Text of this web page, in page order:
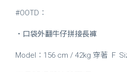
#OOTD：
・ 口袋外翻牛仔拼接長褲
Model：156 cm / 42kg 穿著 Ｆ